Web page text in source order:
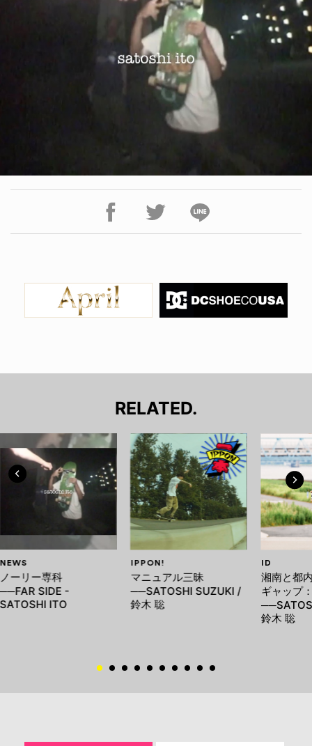
RELATED.
NEWS
ノーリー専科
──FAR SIDE -
SATOSHI ITO
IPPON!
マニュアル三昧
──SATOSHI SUZUKI /
鈴木 聡
ID
湘南と都
ギャップ
鈴木 聡